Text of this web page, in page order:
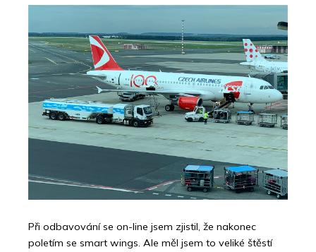
Při odbavování se on-line jsem zjistil, že nakonec
poletím se smart wings. Ale měl jsem to veliké štěstí